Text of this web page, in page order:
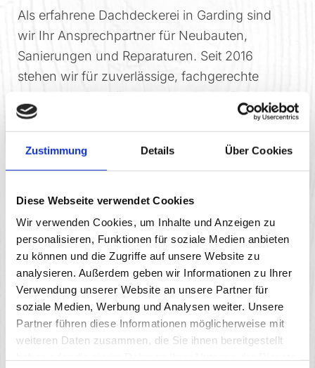
Zustimmung Details Über Cookies
Diese Webseite verwendet Cookies
Wir verwenden Cookies, um Inhalte und Anzeigen zu
personalisieren, Funktionen für soziale Medien anbieten
zu können und die Zugriffe auf unsere Website zu
analysieren. Außerdem geben wir Informationen zu Ihrer
Verwendung unserer Website an unsere Partner für
soziale Medien, Werbung und Analysen weiter. Unsere
Partner führen diese Informationen möglicherweise mit
weiteren Daten zusammen, die Sie ihnen bereitgestellt
Als erfahrene Dachdeckerei in Garding sind
wir Ihr Ansprechpartner für Neubauten,
Sanierungen und Reparaturen. Seit 2016
stehen wir für zuverlässige, fachgerechte
und langlebige Lösungen rund ums Dach.
Ein gut gedecktes Dach schützt nicht nur Ihr
Zuhause, sondern steigert auch dessen Wert.
Komplette Dacheindeckungen mit
hochwertigen Ziegeln oder Metallprofilen
Individuelle Beratung zu Materialien,
Dämmung und Dachformen